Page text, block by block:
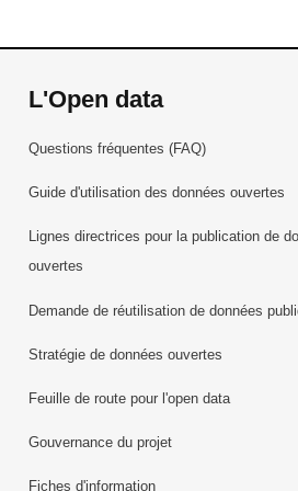
L'Open data
Questions fréquentes (FAQ)
Guide d'utilisation des données ouvertes
Lignes directrices pour la publication de
ouvertes
Demande de réutilisation de données
Stratégie de données ouvertes
Feuille de route pour l'open data
Gouvernance du projet
Fiches d'information